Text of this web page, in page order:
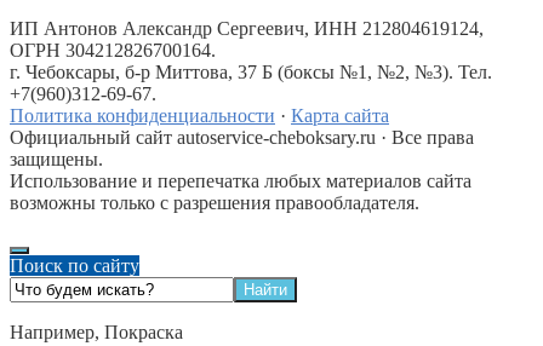
ИП Антонов Александр Сергеевич, ИНН 212804619124,
ОГРН 304212826700164.
г. Чебоксары, б-р Миттова, 37 Б (боксы №1, №2, №3). Тел.
+7(960)312-69-67.
Политика конфиденциальности · Карта сайта
Официальный сайт autoservice-cheboksary.ru · Все права
защищены.
Использование и перепечатка любых материалов сайта
возможны только с разрешения правообладателя.
Поиск по сайту
Например, Покраска